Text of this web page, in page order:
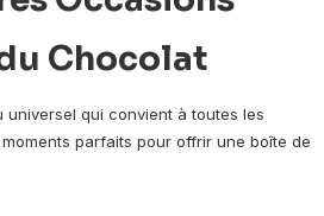
Chocolat
qui convient à toutes les
parfaits pour offrir une boîte de